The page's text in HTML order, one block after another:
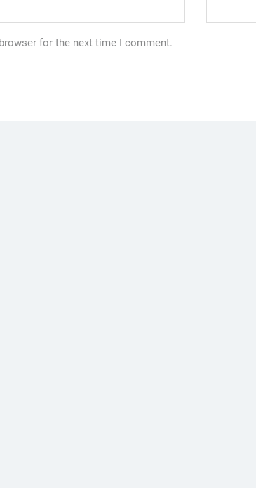
for the next time I comment.